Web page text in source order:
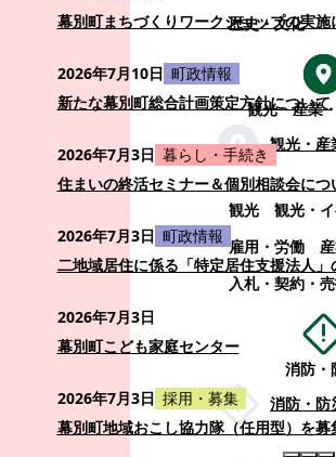
歴史・文化
観光・産業
観光・産
観光
観光・
雇用・労働
入札・契約・
消防・
消防・防
幕別町まちづくりワークショップの実施
2026年7月10日 町政情報
新たな幕別町総合計画策定方針について
2026年7月3日 暮らし・手続き
住まいの終活セミナー＆個別相談会につ
2026年7月3日 町政情報
二地域居住に係る「特定居住支援法人」
2026年7月3日
幕別町こども家庭センター
2026年7月3日 採用・募集
幕別町地域おこし協力隊（任用型）を募